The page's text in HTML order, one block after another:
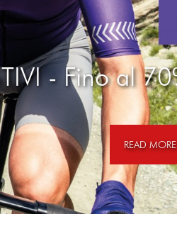
- Fino al
READ MORE